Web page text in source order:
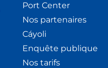
Port Center
Nos partenaires
Cáyoli
Enquête publique
Nos tarifs